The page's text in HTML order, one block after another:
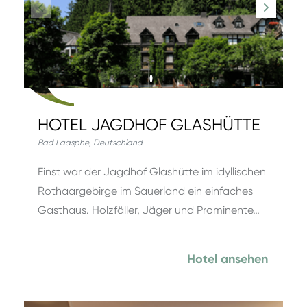
HOTEL JAGDHOF GLASHÜTTE
Bad Laasphe, Deutschland
Einst war der Jagdhof Glashütte im idyllischen
Rothaargebirge im Sauerland ein einfaches
Gasthaus. Holzfäller, Jäger und Prominente…
Hotel ansehen